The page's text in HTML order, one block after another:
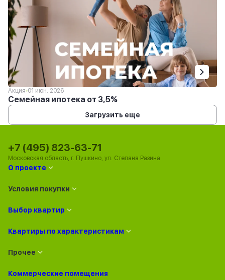
Акция 01 июн. 2026
Семейная ипотека от 3,5%
Загрузить еще
О проекте
Условия покупки
Выбор квартир
Квартиры по характеристикам
Прочее
Коммерческие помещения
+7 (495) 823-63-71
Московская область, г. Пушкино, ул. Степана Разина